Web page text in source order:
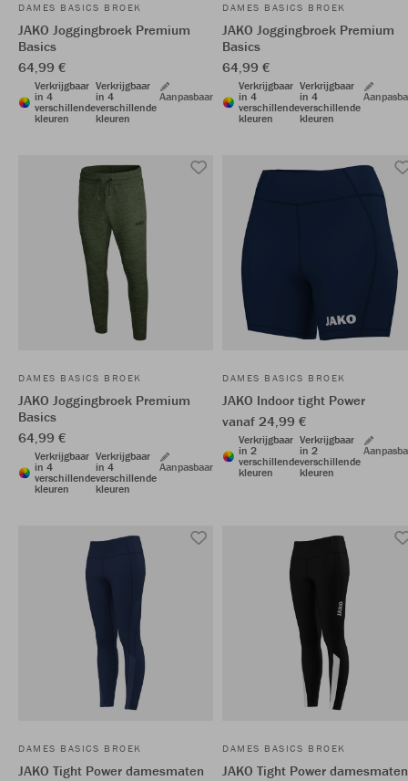
DAMES BASICS BROEK
JAKO Joggingbroek Premium
Basics
64,99 €
Verkrijgbaar
in 4
verschillende
kleuren
Verkrijgbaar
in 4
verschillende
kleuren
Aanpasbaar
DAMES BASICS BROEK
JAKO Joggingbroek Premium
Basics
64,99 €
Verkrijgbaar
in 4
verschillende
kleuren
Verkrijgbaar
in 4
verschillende
kleuren
DAMES BASICS BROEK
JAKO Joggingbroek Premium
Basics
64,99 €
Verkrijgbaar
in 4
verschillende
kleuren
Verkrijgbaar
in 4
verschillende
kleuren
Aanpasbaar
DAMES BASICS BROEK
JAKO Indoor tight Power
vanaf 24,99 €
Verkrijgbaar
in 2
verschillende
kleuren
Verkrijgbaar
in 2
verschillende
kleuren
DAMES BASICS BROEK
JAKO Tight Power damesmaten
DAMES BASICS BROEK
JAKO Tight Power damesmaten